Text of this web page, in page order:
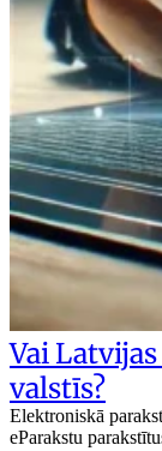
Vai
valstīs?
Elektroniskā
eParakstu